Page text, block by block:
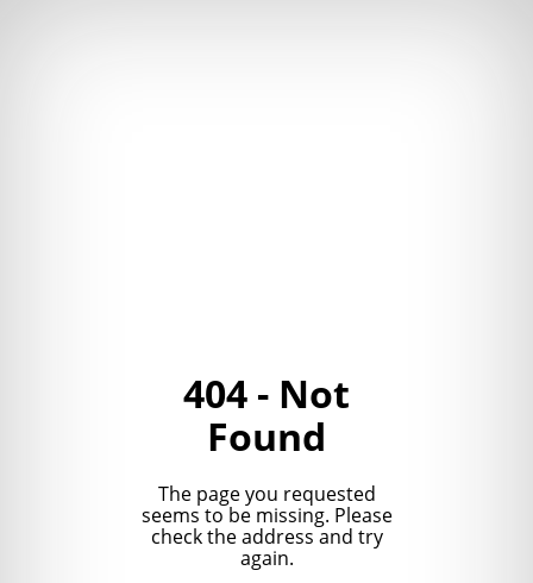
404 - Not
Found
The page you requested
seems to be missing. Please
check the address and try
again.